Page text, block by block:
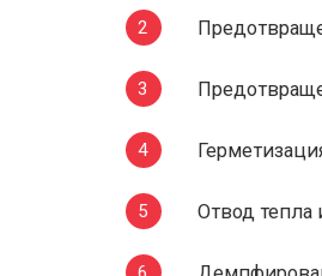
Отвод тепла